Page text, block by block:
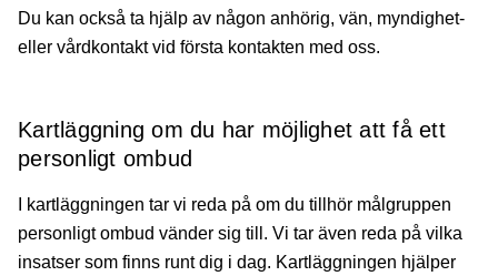
Du kan också ta hjälp av någon anhörig, vän, myndighet-
eller vårdkontakt vid första kontakten med oss.
Kartläggning om du har möjlighet att få ett
personligt ombud
I kartläggningen tar vi reda på om du tillhör målgruppen
personligt ombud vänder sig till. Vi tar även reda på vilka
insatser som finns runt dig i dag. Kartläggningen hjälper